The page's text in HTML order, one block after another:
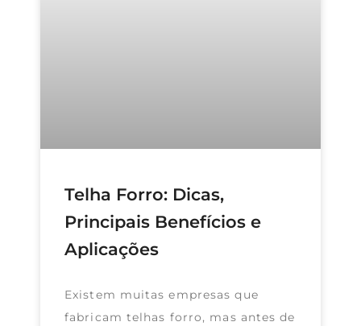
Telha Forro: Dicas,
Principais Benefícios e
Aplicações
Existem muitas empresas que
fabricam telhas forro, mas antes de